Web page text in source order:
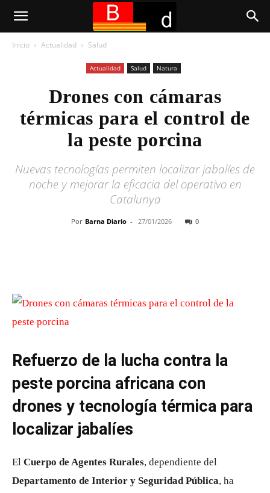
Inicio Actualidad Salud
Actualidad Salud Natura
Drones con cámaras
térmicas para el control de
la peste porcina
Nuevas tecnologías permiten localizar jabalíes de
noche y mejorar la eficacia del operativo en
Catalunya
Por Barna Diario - 27/01/2026 0
Refuerzo de la lucha contra la
peste porcina africana con
drones y tecnología térmica para
localizar jabalíes
El Cuerpo de Agentes Rurales, dependiente del
Departamento de Interior y Seguridad Pública, ha